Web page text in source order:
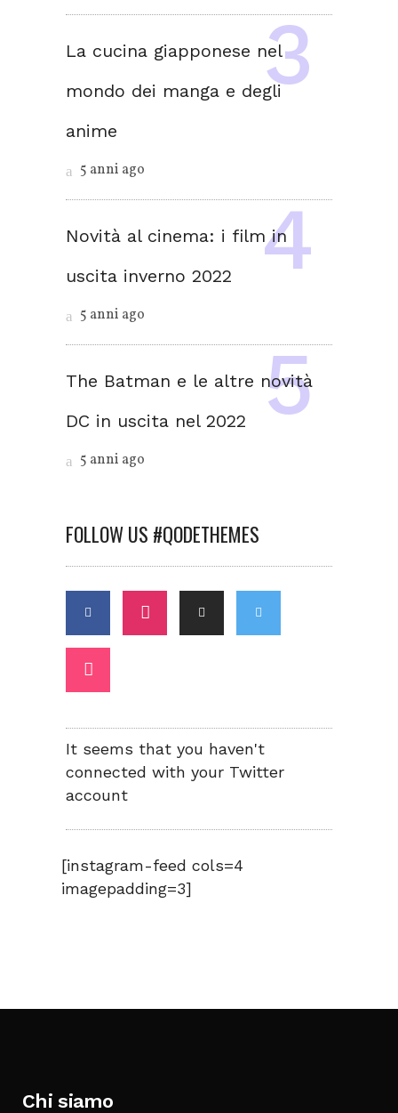
La cucina giapponese nel
mondo dei manga e degli
anime
5 anni ago
Novità al cinema: i film in
uscita inverno 2022
5 anni ago
The Batman e le altre novità
DC in uscita nel 2022
5 anni ago
FOLLOW US #QODETHEMES
It seems that you haven't
connected with your Twitter
account
[instagram-feed cols=4
imagepadding=3]
Chi siamo